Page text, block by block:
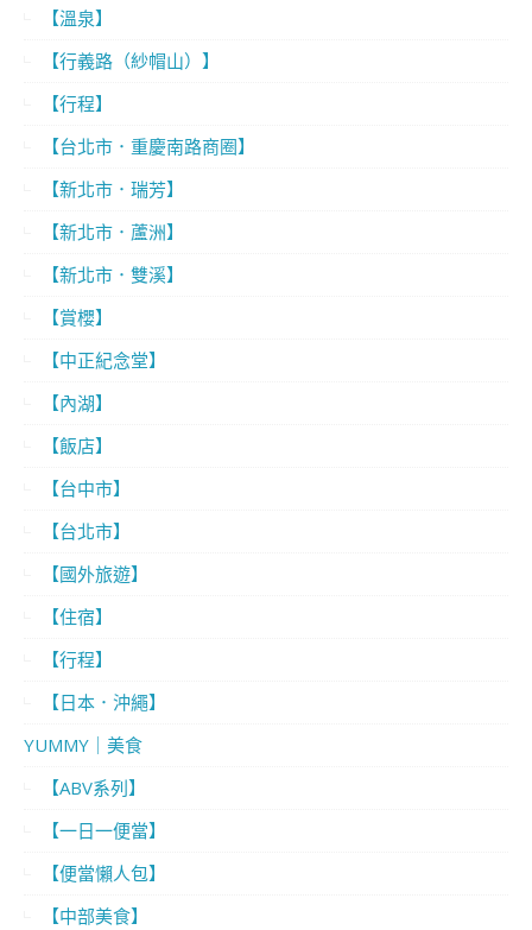
【溫泉】
【行義路（紗帽山）】
【行程】
【台北市．重慶南路商圈】
【新北市．瑞芳】
【新北市．蘆洲】
【新北市．雙溪】
【賞櫻】
【中正紀念堂】
【內湖】
【飯店】
【台中市】
【台北市】
【國外旅遊】
【住宿】
【行程】
【日本．沖繩】
YUMMY｜美食
【ABV系列】
【一日一便當】
【便當懶人包】
【中部美食】